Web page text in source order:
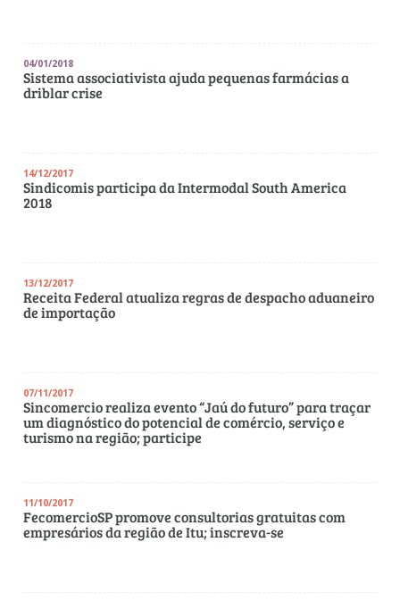
04/01/2018
Sistema associativista ajuda pequenas farmácias a
driblar crise
14/12/2017
Sindicomis participa da Intermodal South America
2018
13/12/2017
Receita Federal atualiza regras de despacho aduaneiro
de importação
07/11/2017
Sincomercio realiza evento “Jaú do futuro” para traçar
um diagnóstico do potencial de comércio, serviço e
turismo na região; participe
11/10/2017
FecomercioSP promove consultorias gratuitas com
empresários da região de Itu; inscreva-se